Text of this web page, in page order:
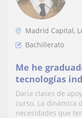
Madrid Capital,
Bachillerato
Me he
tecnologías
aplicada,
comprometida.
Daria clases de
curso. La dinámica
necesidades que